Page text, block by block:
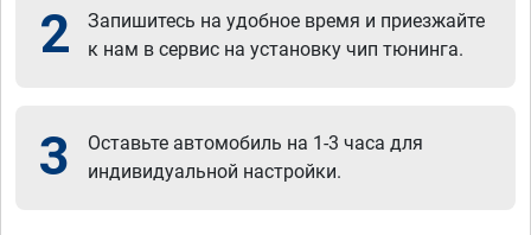
2
Запишитесь на удобное время и приезжайте
к нам в сервис на установку чип тюнинга.
3
Оставьте автомобиль на 1-3 часа для
индивидуальной настройки.